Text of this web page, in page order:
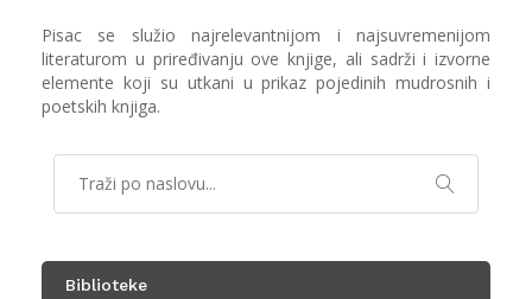
Pisac se služio najrelevantnijom i najsuvremenijom
literaturom u priređivanju ove knjige, ali sadrži i izvorne
elemente koji su utkani u prikaz pojedinih mudrosnih i
poetskih knjiga.
Biblioteke